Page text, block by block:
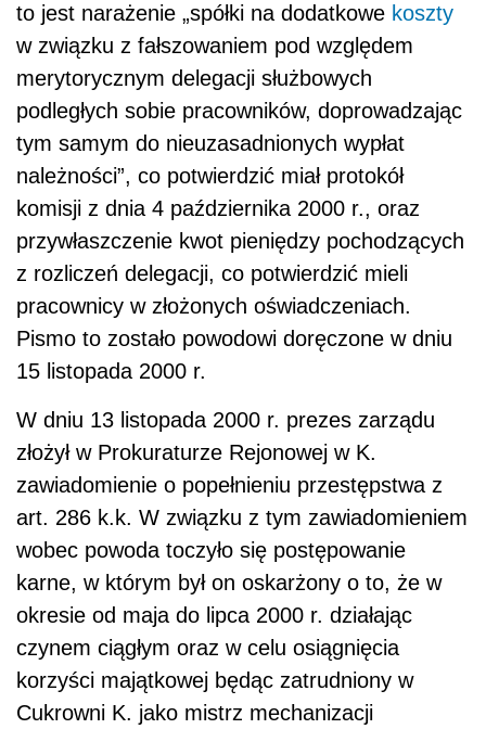
to jest narażenie „spółki na dodatkowe koszty
w związku z fałszowaniem pod względem
merytorycznym delegacji służbowych
podległych sobie pracowników, doprowadzając
tym samym do nieuzasadnionych wypłat
należności”, co potwierdzić miał protokół
komisji z dnia 4 października 2000 r., oraz
przywłaszczenie kwot pieniędzy pochodzących
z rozliczeń delegacji, co potwierdzić mieli
pracownicy w złożonych oświadczeniach.
Pismo to zostało powodowi doręczone w dniu
15 listopada 2000 r.
W dniu 13 listopada 2000 r. prezes zarządu
złożył w Prokuraturze Rejonowej w K.
zawiadomienie o popełnieniu przestępstwa z
art. 286 k.k. W związku z tym zawiadomieniem
wobec powoda toczyło się postępowanie
karne, w którym był on oskarżony o to, że w
okresie od maja do lipca 2000 r. działając
czynem ciągłym oraz w celu osiągnięcia
korzyści majątkowej będąc zatrudniony w
Cukrowni K. jako mistrz mechanizacji